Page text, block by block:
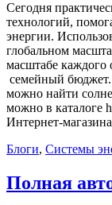
Сегодня
технологий,
энергии.
глобальном
масштабе каждого
семейный
можно найти
можно в каталоге
Интернет-
Блоги, Системы
Полная